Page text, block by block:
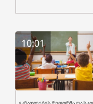
10:01
განათლების რეფორმა და